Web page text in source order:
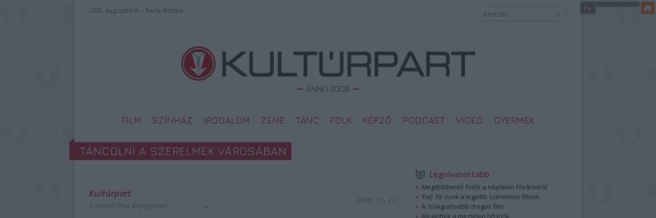
2026. augusztus 6. – Berta, Bettina
FILM SZÍNHÁZ IRODALOM ZENE TÁNC FOLK KÉPZŐ PODCAST VIDEÓ GYERMEK
TÁNCOLNI A SZERELMEK VÁROSÁBAN
Kultúrpart
a szerző friss bejegyzései
2008. 11. 17.
Legolvasottabb
Megdöbbentő fotók a néptelen fővárosról
Top 10: ezek a legjobb szerelmes filmek
A 10 legütősebb drogos film
Megjöttek a meztelen hősnők